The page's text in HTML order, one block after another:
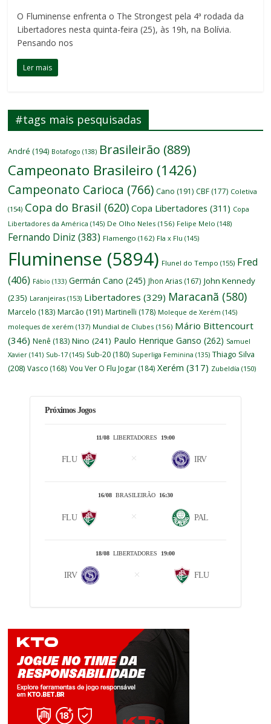
O Fluminense enfrenta o The Strongest pela 4ª rodada da
Libertadores nesta quinta-feira (25), às 19h, na Bolívia.
Pensando nos
Ler mais
#tags mais pesquisadas
André (194) Botafogo (138) Brasileirão (889)
Campeonato Brasileiro (1426)
Campeonato Carioca (766) Cano (191) CBF (177) Coletiva
(154) Copa do Brasil (620) Copa Libertadores (311) Copa
Libertadores da América (145) De Olho Neles (156) Felipe Melo (148)
Fernando Diniz (383) Flamengo (162) Fla x Flu (145)
Fluminense (5894) Flunel do Tempo (155) Fred
(406) Fábio (133) Germán Cano (245) Jhon Arias (167) John Kennedy
(235) Laranjeiras (153) Libertadores (329) Maracanã (580)
Marcelo (183) Marcão (191) Martinelli (178) Moleque de Xerém (145)
moleques de xerém (137) Mundial de Clubes (156) Mário Bittencourt
(346) Nenê (183) Nino (241) Paulo Henrique Ganso (262) Samuel
Xavier (141) Sub-17 (145) Sub-20 (180) Superliga Feminina (135) Thiago Silva
(208) Vasco (168) Vou Ver O Flu Jogar (184) Xerém (317) Zubeldía (150)
Próximos Jogos
11/08LIBERTADORES 19:00
FLU IRV
16/08BRASILEIRÃO 16:30
FLU PAL
18/08 LIBERTADORES 19:00
IRV FLU